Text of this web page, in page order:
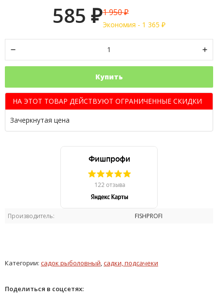
Производитель: FISHPROFI
585 ₽1 950₽
Экономия - 1 365 ₽
Купить
НА ЭТОТ ТОВАР ДЕЙСТВУЮТ ОГРАНИЧЕННЫЕ СКИДКИ
Зачеркнутая цена
Категории: садок рыболовный садки, подсачеки
Поделиться в соцсетях: